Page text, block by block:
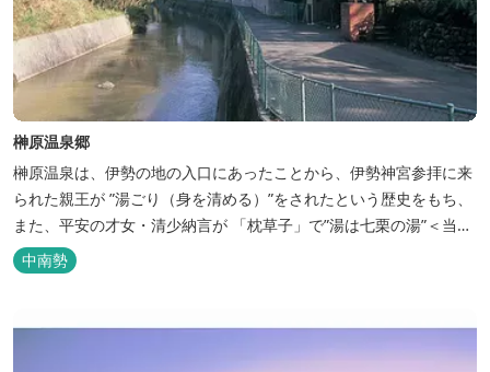
榊原温泉郷
榊原温泉は、伊勢の地の入口にあったことから、伊勢神宮参拝に来
られた親王が ”湯ごり（身を清める）”をされたという歴史をもち、
また、平安の才女・清少納言が 「枕草子」で”湯は七栗の湯”＜当時
の呼び名＞と称えており、 出雲の神を温泉の守り神として祀ってい
ることもあって、恋の和歌も多く残っています。 このように、宮中
心身の癒し...
中南勢